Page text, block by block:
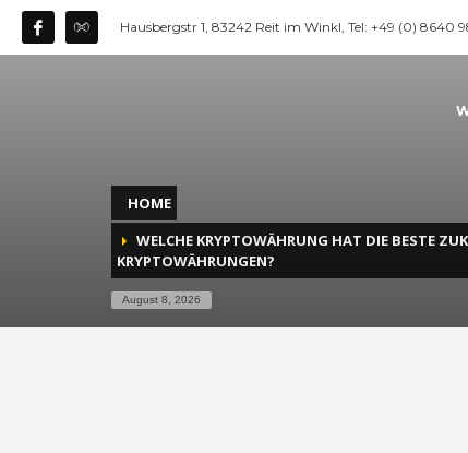
Hausbergstr 1, 83242 Reit im Winkl, Tel: +49 (0) 8640
HOME
WELCHE KRYPTOWÄHRUNG HAT DIE BESTE
KRYPTOWÄHRUNGEN?
August 8, 2026